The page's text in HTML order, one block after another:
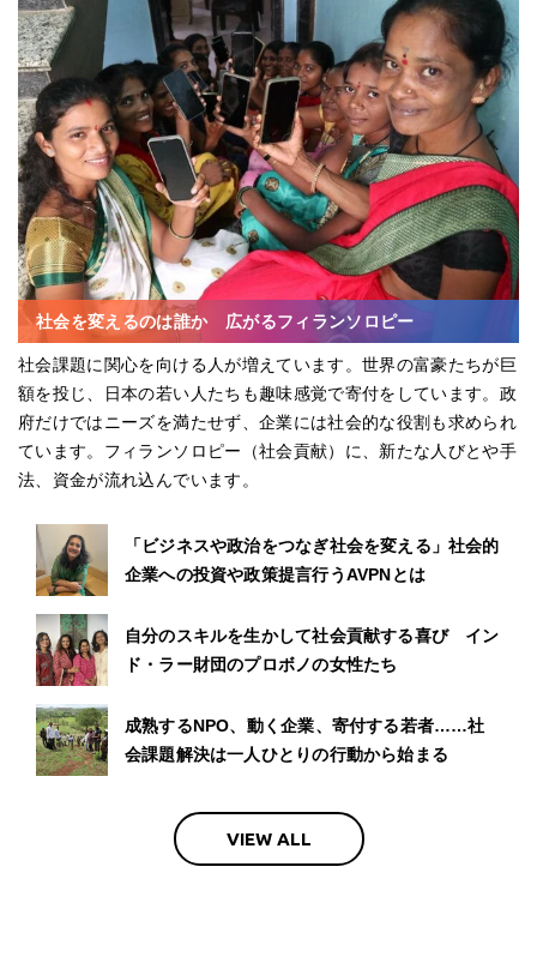
社会を変えるのは誰か 広がるフィランソロピー
社会課題に関心を向ける人が増えています。世界の富豪たちが巨
額を投じ、日本の若い人たちも趣味感覚で寄付をしています。政
府だけではニーズを満たせず、企業には社会的な役割も求められ
ています。フィランソロピー（社会貢献）に、新たな人びとや手
法、資金が流れ込んでいます。
「ビジネスや政治をつなぎ社会を変える」社会的
企業への投資や政策提言行うAVPNとは
自分のスキルを生かして社会貢献する喜び イン
ド・ラー財団のプロボノの女性たち
成熟するNPO、動く企業、寄付する若者……社
会課題解決は一人ひとりの行動から始まる
VIEW ALL